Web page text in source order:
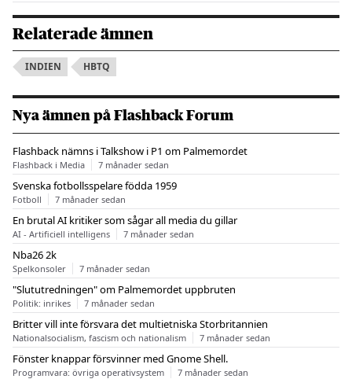
Relaterade ämnen
INDIEN HBTQ
Nya ämnen på Flashback Forum
Flashback nämns i Talkshow i P1 om Palmemordet
Flashback i Media 7 månader sedan
Svenska fotbollsspelare födda 1959
Fotboll 7 månader sedan
En brutal AI kritiker som sågar all media du gillar
AI - Artificiell intelligens 7 månader sedan
Nba26 2k
Spelkonsoler 7 månader sedan
"Slututredningen" om Palmemordet uppbruten
Politik: inrikes 7 månader sedan
Britter vill inte försvara det multietniska Storbritannien
Nationalsocialism, fascism och nationalism 7 månader sedan
Fönster knappar försvinner med Gnome Shell.
Programvara: övriga operativsystem 7 månader sedan